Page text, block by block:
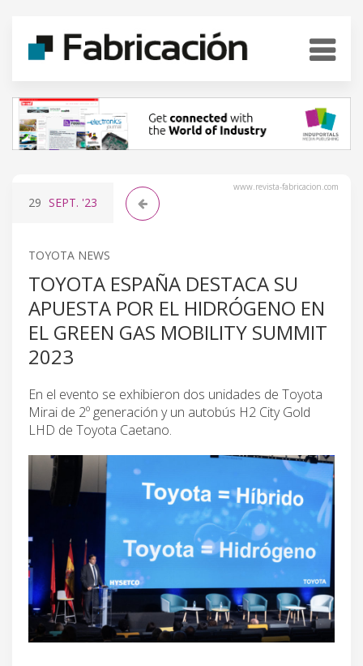
www.revista-fabricacion.com
29 SEPT. '23
TOYOTA NEWS
TOYOTA ESPAÑA DESTACA SU
APUESTA POR EL HIDRÓGENO EN
EL GREEN GAS MOBILITY SUMMIT
2023
En el evento se exhibieron dos unidades de Toyota
Mirai de 2º generación y un autobús H2 City Gold
LHD de Toyota Caetano.